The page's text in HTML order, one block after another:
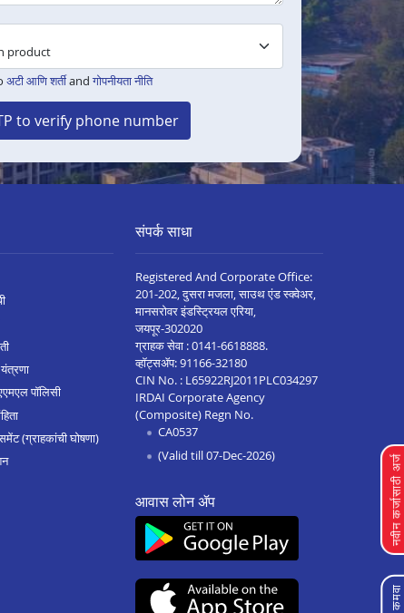
अटी आणि शर्तीand गोपनीयता नीति
to verify phone number
नवीन कर्जासाठी अर्ज
पॉलिसी
(ग्राहकांची घोषणा)
संपर्क साधा
Registered And Corporate Office:
201-202, दुसरा मजला, साउथ एंड स्क्वेअर,
मानसरोवर इंडस्ट्रियल एरिया,
जयपूर-302020
ग्राहक सेवा :0141-6618888.
व्हॉट्सॲप:91166-32180
CIN No. : L65922RJ2011PLC034297
IRDAI Corporate Agency
(Composite) Regn No.
CA0537
(Valid till 07-Dec-2026)
आवास लोन ॲप